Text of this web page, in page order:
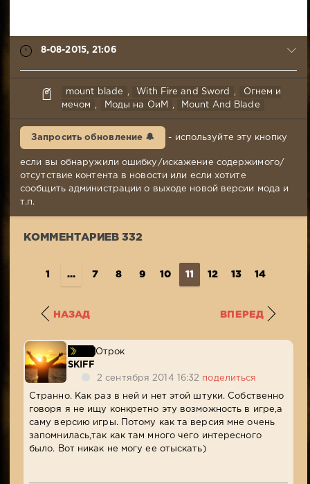
8-08-2015, 21:06
Mr.Awesome
08-
Комментариев:
332
Просмотров:
mount blade With Fire and Sword
Огнем и
мечом
Моды на ОиМ Mount And Blade
Запросить обновление 🔔 - используйте эту кнопку
если вы обнаружили ошибку/искажение содержимого/
отсутствие контента в новости или если хотите
сообщить администрации о выходе новой версии мода и
т.п.
КОММЕНТАРИЕВ 332
1 ... 7 8 9 10 11 12 13 14
НАЗАД ВПЕРЕД
Отрок
SKIFF
2 сентября 2014 16:32 поделиться
Странно. Как раз в ней и нет этой штуки. Собственно
говоря я не ищу конкретно эту возможность в игре,а
саму версию игры. Потому как та версия мне очень
запомнилась,так как там много чего интересного
было. Вот никак не могу ее отыскать)